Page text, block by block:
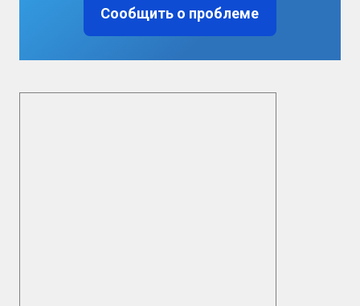
Сообщить о проблеме